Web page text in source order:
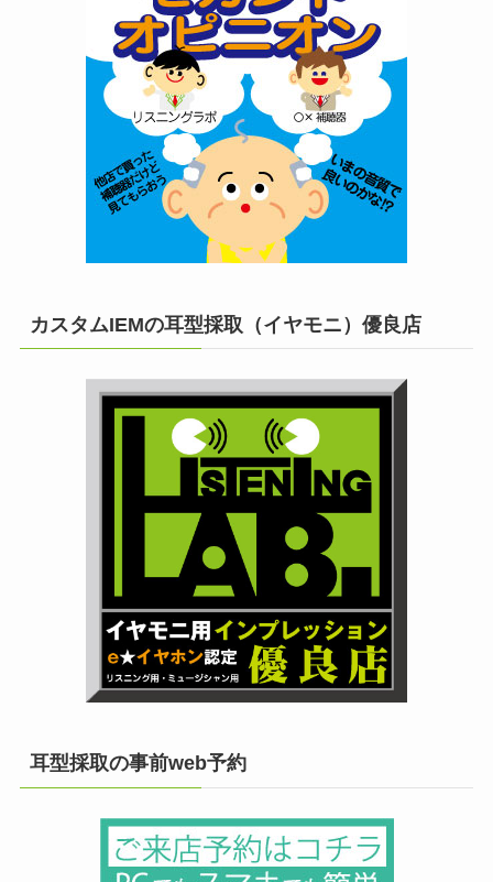
カスタムIEMの耳型採取（イヤモニ）優良店
耳型採取の事前web予約